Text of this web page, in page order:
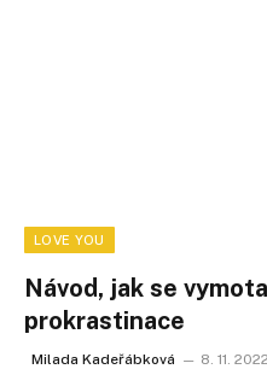
LOVE YOU
Návod, jak se
prokrastinace
Milada Kadeřábková 8. 11. 2022